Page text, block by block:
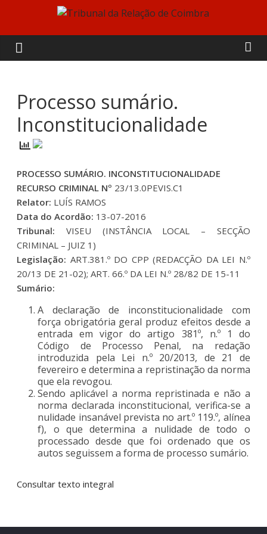
content
Tribunal
da
Relação
de
Coimbra
Processo sumário.
Inconstitucionalidade
PROCESSO SUMÁRIO. INCONSTITUCIONALIDADE
RECURSO CRIMINAL Nº 23/13.0PEVIS.C1
Relator: LUÍS RAMOS
Data do Acordão: 13-07-2016
Tribunal:VISEU (INSTÂNCIA LOCAL – SECÇÃO
CRIMINAL – JUIZ 1)
Legislação: ART.381.º DO CPP (REDACÇÃO DA LEI N.º
20/13 DE 21-02); ART. 66.º DA LEI N.º 28/82 DE 15-11
Sumário:
A declaração de inconstitucionalidade com
força obrigatória geral produz efeitos desde a
entrada em vigor do artigo 381º, n.º 1 do
Código de Processo Penal, na redação
introduzida pela Lei n.º 20/2013, de 21 de
fevereiro e determina a repristinação da norma
que ela revogou.
Sendo aplicável a norma repristinada e não a
norma declarada inconstitucional, verifica-se a
nulidade insanável prevista no art.º 119.º, alínea
f), o que determina a nulidade de todo o
processado desde que foi ordenado que os
autos seguissem a forma de processo sumário.
Consultar texto integral